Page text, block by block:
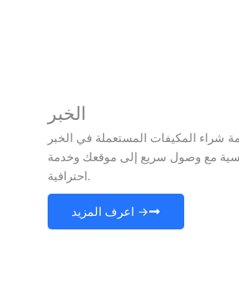
الخبر
شراء المكيفات المستعملة في الخبر
مع وصول سريع إلى موقعك وخدمة
احترافية.
اعرف المزيد →